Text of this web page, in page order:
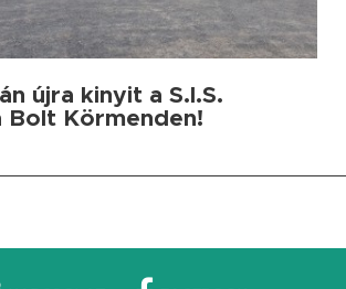
újra kinyit a S.I.S.
Bolt Körmenden!